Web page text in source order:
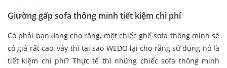
Giường gấp sofa thông minh tiết kiệm chi phí
Có phải bạn đang cho rằng, một chiếc ghế sofa thông minh sẽ
có giá rất cao, vậy thì tại sao WEDO lại cho rằng sử dụng nó là
tiết kiệm chi phí? Thực tế thì những chiếc sofa thông minh